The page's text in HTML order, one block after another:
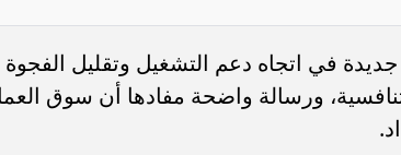
في اتجاه دعم التشغيل وتقليل
ورسالة واضحة مفادها أن سوق